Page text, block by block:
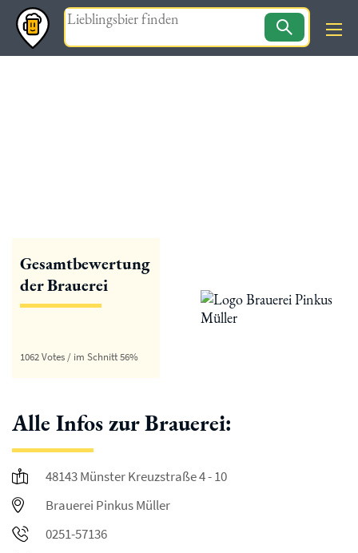
Magazin
Gesamtbewertung
der Brauerei
1062 Votes / im Schnitt 56%
Alle Infos zur Brauerei:
48143 Münster Kreuzstraße 4 - 10
Brauerei Pinkus Müller
0251-57136